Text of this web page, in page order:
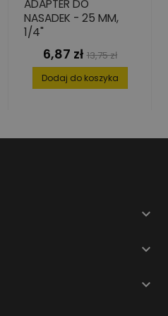
ADAPTER DO
NASADEK - 25 MM,
1/4"
Cena
6,87 zł Cena
podstawowa
13,75 zł
Dodaj do koszyka


